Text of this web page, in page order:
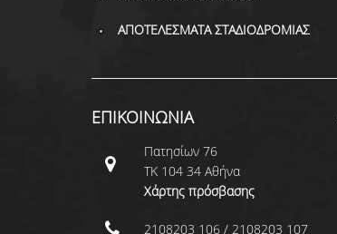
ΑΠΟΤΕΛΕΣΜΑΤΑ ΣΤΑΔΙΟΔΡΟΜΙΑΣ
ΕΠΙΚΟΙΝΩΝΙΑ
Πατησίων 76
ΤΚ 104 34 Αθήνα
Χάρτης πρόσβασης
2108203 106 / 2108203 107